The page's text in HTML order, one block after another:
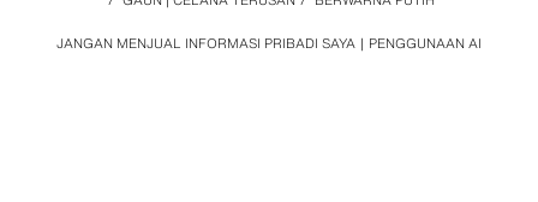
JANGAN MENJUAL INFORMASI PRIBADI SAYA PENGGUNAAN AI